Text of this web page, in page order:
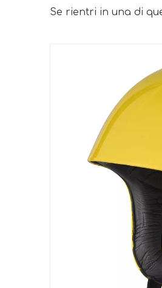
Se rientri in una di